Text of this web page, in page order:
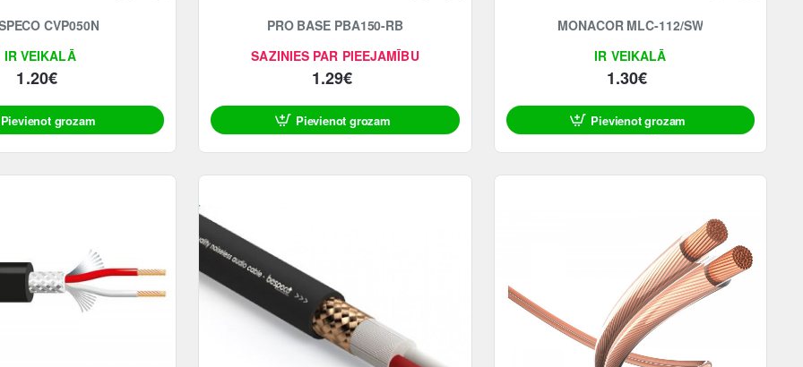
IR VEIKALĀ
CVP050N
1.20€
Pievienot grozam
SAZINIES PAR PIEEJAMĪBU
PRO BASE PBA150-RB
1.29€
Pievienot grozam
IR VEIKALĀ
MONACOR MLC-112/SW
1.30€
Pievienot grozam